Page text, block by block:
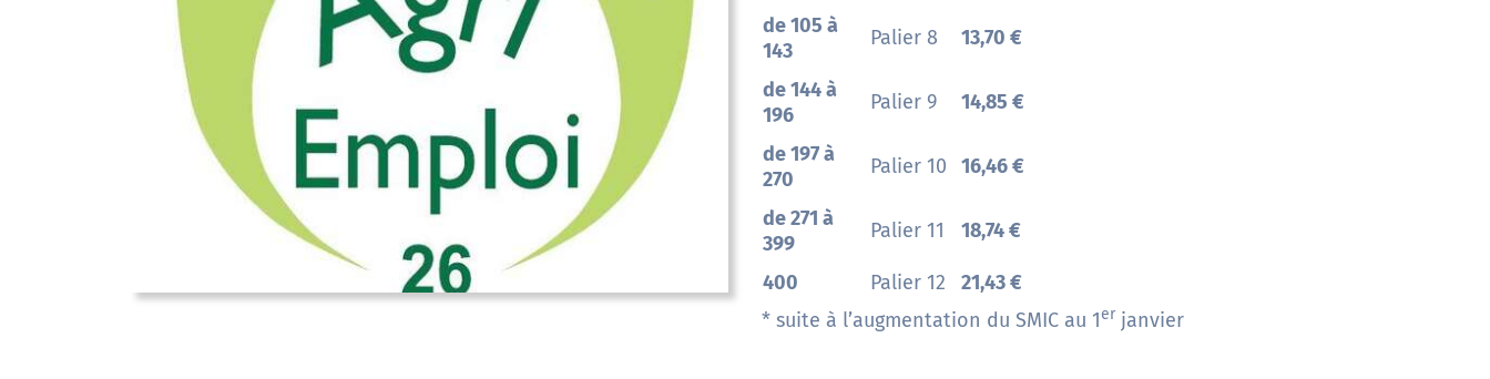
de 105 à
143
Palier 8 13,70 €
de 144 à
196
Palier 9 14,85 €
de 197 à
270
Palier 10 16,46 €
de 271 à
399
Palier 11 18,74 €
400 Palier 12
21,43 €
* suite à l’augmentation du SMIC au 1er janvier